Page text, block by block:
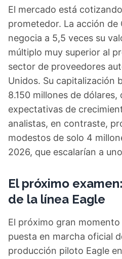
El mercado está
prometedor. La acción de
negocia a 5,5 veces su
múltiplo muy superior al
sector de proveedores
Unidos. Su capitalización
8.150 millones de dólares,
expectativas de
analistas, en contraste,
modestos de solo 4
2026, que escalarían a
El próximo
de la línea Eagle
El próximo gran
puesta en marcha oficial
producción piloto Eagle